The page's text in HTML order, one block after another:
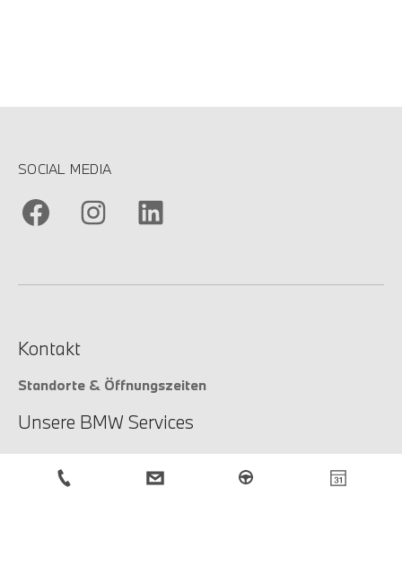
SOCIAL MEDIA
Kontakt
Standorte & Öffnungszeiten
Unsere BMW Services
Unsere Services
Service-Anfrage